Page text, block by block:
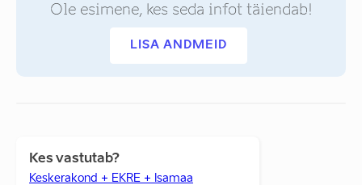
Ole esimene, kes seda infot täiendab!
LISA ANDMEID
Kes vastutab?
Keskerakond + EKRE + Isamaa